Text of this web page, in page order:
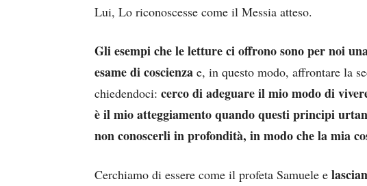
Lui, Lo riconoscesse come il Messia atteso.
Gli esempi che le letture ci offrono sono per noi
esame di coscienza e, in questo modo, affrontare la
chiedendoci: cerco di adeguare il mio modo di
è il mio atteggiamento quando questi principi
non conoscerli in profondità, in modo che la mia
Cerchiamo di essere come il profeta Samuele e